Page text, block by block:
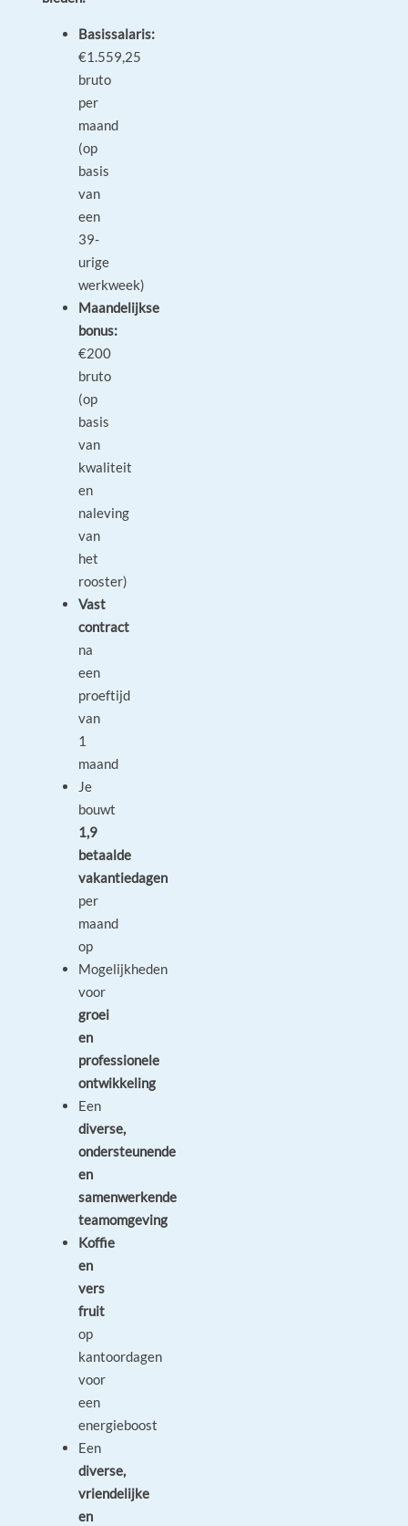
Basissalaris:
€1.559,25
bruto
per
maand
(op
basis
van
een
39-
urige
werkweek)
Maandelijkse
bonus:
€200
bruto
(op
basis
van
kwaliteit
en
naleving
van
het
rooster)
Vast
contract
na
een
proeftijd
van
1
maand
Je
bouwt
1,9
betaalde
vakantiedagen
per
maand
op
Mogelijkheden
voor
groei
en
professionele
ontwikkeling
Een
diverse,
ondersteunende
en
samenwerkende
teamomgeving
Koffie
en
vers
fruit
op
kantoordagen
voor
een
energieboost
Een
diverse,
vriendelijke
en